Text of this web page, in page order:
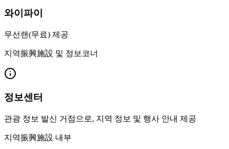
와이파이
무선랜(무료) 제공
지역振興施設 및 정보코너
정보센터
관광 정보 발신 거점으로, 지역 정보 및 행사 안내 제공
지역振興施設 내부